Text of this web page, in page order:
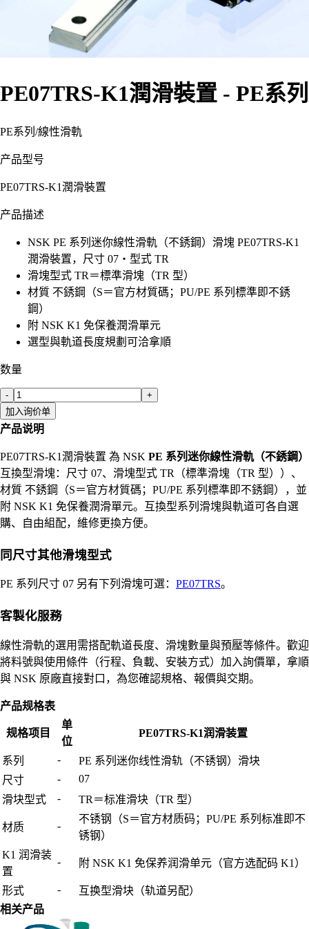
PE07TRS-K1潤滑裝置 - PE系列
PE系列 /線性滑軌
产品型号
PE07TRS-K1潤滑裝置
产品描述
NSK PE 系列迷你線性滑軌（不銹鋼）滑塊 PE07TRS-K1
潤滑裝置，尺寸 07・型式 TR
滑塊型式 TR＝標準滑塊（TR 型）
材質 不銹鋼（S＝官方材質碼；PU/PE 系列標準即不銹
鋼）
附 NSK K1 免保養潤滑單元
選型與軌道長度規劃可洽拿順
数量
-
+
加入询价单
产品说明
PE07TRS-K1潤滑裝置 為 NSK PE 系列迷你線性滑軌（不銹鋼）
互換型滑塊：尺寸 07、滑塊型式 TR（標準滑塊（TR 型））、
材質 不銹鋼（S＝官方材質碼；PU/PE 系列標準即不銹鋼），並
附 NSK K1 免保養潤滑單元。互換型系列滑塊與軌道可各自選
購、自由組配，維修更換方便。
同尺寸其他滑塊型式
PE 系列尺寸 07 另有下列滑塊可選： PE07TRS。
客製化服務
線性滑軌的選用需搭配軌道長度、滑塊數量與預壓等條件。歡迎
將料號與使用條件（行程、負載、安裝方式）加入詢價單，拿順
與 NSK 原廠直接對口，為您確認規格、報價與交期。
产品规格表
规格项目
单
位
PE07TRS-K1润滑装置
系列 -
PE 系列迷你线性滑轨（不锈钢）滑块
尺寸
-
07
滑块型式
- TR＝标准滑块（TR 型）
材质 -
不锈钢（S＝官方材质码；PU/PE 系列标准即不
锈钢）
K1 润滑装
置
- 附 NSK K1 免保养润滑单元（官方选配码 K1）
形式 -
互换型滑块（轨道另配）
相关产品